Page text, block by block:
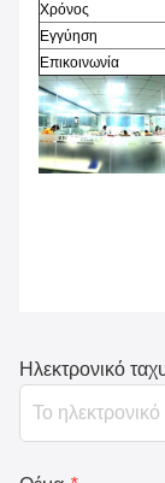
Χρόνος
Εγγύηση
Επικοινωνία
Ηλεκτρονικό